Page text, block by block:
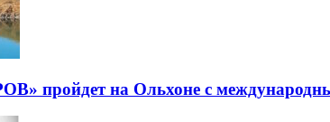
пройдет на Ольхоне с